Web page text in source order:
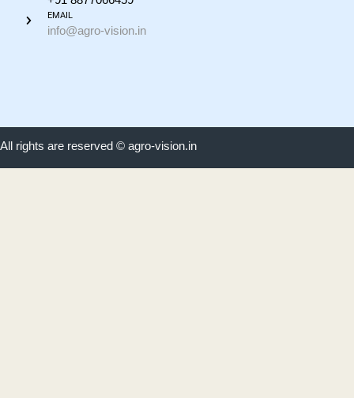
EMAIL
info@agro-vision.in
All rights are reserved © agro-vision.in